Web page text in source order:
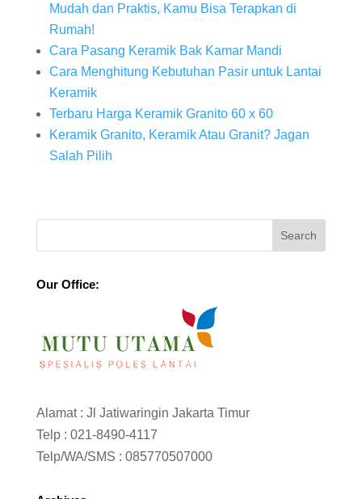
Mudah dan Praktis, Kamu Bisa Terapkan di
Rumah!
Cara Pasang Keramik Bak Kamar Mandi
Cara Menghitung Kebutuhan Pasir untuk Lantai
Keramik
Terbaru Harga Keramik Granito 60 x 60
Keramik Granito, Keramik Atau Granit? Jagan
Salah Pilih
Our Office:
Alamat : Jl Jatiwaringin Jakarta Timur
Telp : 021-8490-4117
Telp/WA/SMS : 085770507000